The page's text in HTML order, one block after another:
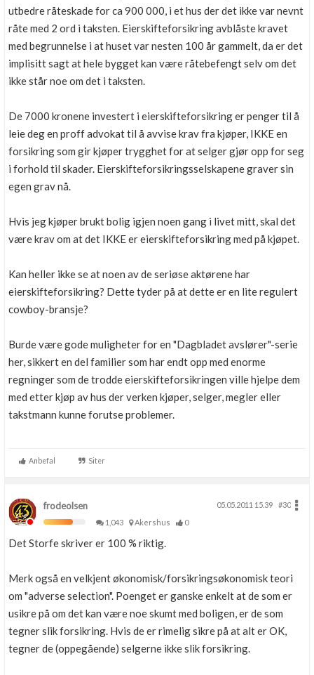
utbedre råteskade for ca 900 000, i et hus der det ikke var nevnt
råte med 2 ord i taksten. Eierskifteforsikring avblåste kravet
med begrunnelse i at huset var nesten 100 år gammelt, da er det
implisitt sagt at hele bygget kan være råtebefengt selv om det
ikke står noe om det i taksten.
De 7000 kronene investert i eierskifteforsikring er penger til å
leie deg en proff advokat til å avvise krav fra kjøper, IKKE en
forsikring som gir kjøper trygghet for at selger gjør opp for seg
i forhold til skader. Eierskifteforsikringsselskapene graver sin
egen grav nå.
Hvis jeg kjøper brukt bolig igjen noen gang i livet mitt, skal det
være krav om at det IKKE er eierskifteforsikring med på kjøpet.
Kan heller ikke se at noen av de seriøse aktørene har
eierskifteforsikring? Dette tyder på at dette er en lite regulert
cowboy-bransje?
Burde være gode muligheter for en "Dagbladet avslører"-serie
her, sikkert en del familier som har endt opp med enorme
regninger som de trodde eierskifteforsikringen ville hjelpe dem
med etter kjøp av hus der verken kjøper, selger, megler eller
takstmann kunne forutse problemer.
Anbefal Siter
frodeolsen 05.05.2011 15.39
#30
1,043
Akershus 0
Det Storfe skriver er 100 % riktig.
Merk også en velkjent økonomisk/forsikringsøkonomisk teori
om "adverse selection". Poenget er ganske enkelt at de som er
usikre på om det kan være noe skumt med boligen, er de som
tegner slik forsikring. Hvis de er rimelig sikre på at alt er OK,
tegner de (oppegående) selgerne ikke slik forsikring.